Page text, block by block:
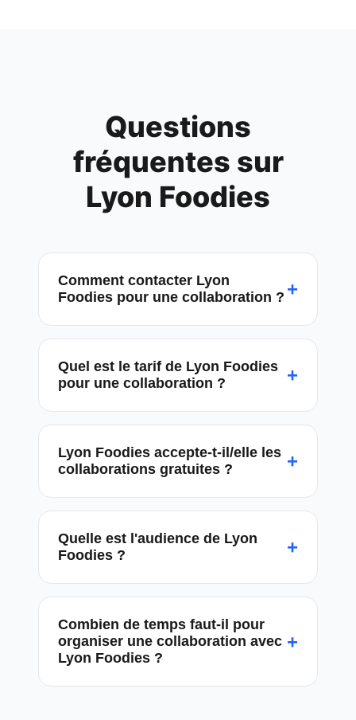
Questions
fréquentes sur
Lyon Foodies
Comment contacter Lyon
Foodies pour une collaboration ? +
Quel est le tarif de Lyon Foodies
pour une collaboration ?
+
Lyon Foodies accepte-t-il/elle les
collaborations gratuites ?
+
Quelle est l'audience de Lyon
Foodies ?
+
Combien de temps faut-il pour
organiser une collaboration avec
Lyon Foodies ?
+